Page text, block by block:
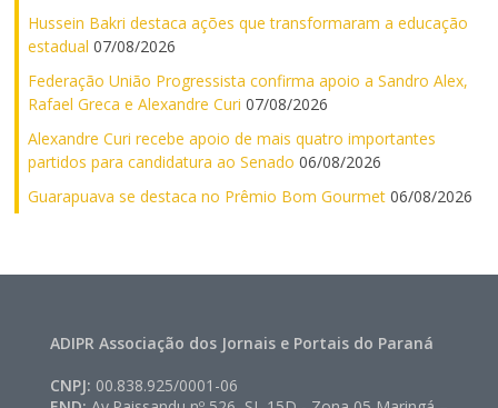
Hussein Bakri destaca ações que transformaram a educação
estadual 07/08/2026
Federação União Progressista confirma apoio a Sandro Alex,
Rafael Greca e Alexandre Curi 07/08/2026
Alexandre Curi recebe apoio de mais quatro importantes
partidos para candidatura ao Senado 06/08/2026
Guarapuava se destaca no Prêmio Bom Gourmet 06/08/2026
ADIPR Associação dos Jornais e Portais do Paraná
CNPJ: 00.838.925/0001-06